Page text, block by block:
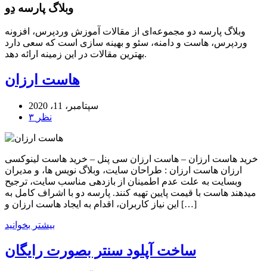
وبلاگ پارسه دِو
وبلاگ پارسه دو مجموعه‌ای از مقالات آموزش وردپرس، افزونه
وردپرس، هاست و دامنه، سئو و بهینه سازی است که سعی دارد
بهترین مقالات در این زمینه ارائه دهد.
هاست ارزان
سپتامبر، 11، 2020
۳ نظر
خرید هاست ارزان – هاست ارزان سی پنل – خرید هاست لینوکسی
ارزان هاست ارزان : طراحان سایت، وبلاگ نویس ها، و مدیران
وبسایت به علت عدم اطمینان از بازدهی مناسب سایت، ترجیح
میدهند هاست با قیمت پایین تهیه کنند. پارسه دو با اشراف کامل به
این نیاز کاربران، اقدام به ایجاد هاست ارزان و […]
بیشتر بخوانید
ساخت آپلود سنتر بصورت رایگان